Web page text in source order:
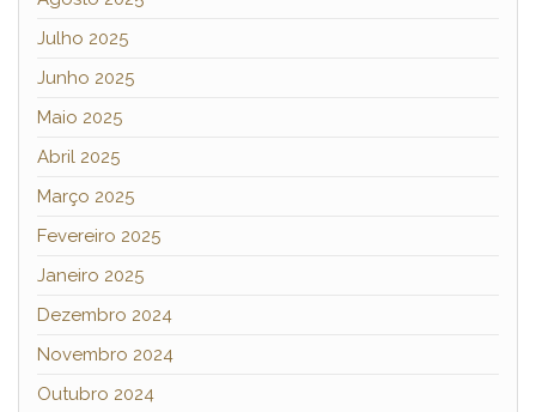
Julho 2025
Junho 2025
Maio 2025
Abril 2025
Março 2025
Fevereiro 2025
Janeiro 2025
Dezembro 2024
Novembro 2024
Outubro 2024